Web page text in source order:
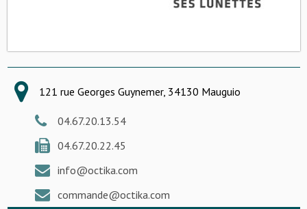
121 rue Georges Guynemer, 34130 Mauguio
04.67.20.13.54
04.67.20.22.45
info@octika.com
commande@octika.com